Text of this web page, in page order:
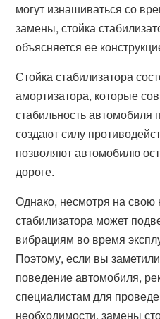
могут изнашиваться со
замены, стойка
объясняется ее
Стойка стабилизатора
амортизатора, которые
стабильность автомобиля
создают силу
позволяют автомобилю
дороге.
Однако, несмотря на свою
стабилизатора может
вибрациям во время
Поэтому, если вы
поведение автомобиля,
специалистам для
необходимости, замены